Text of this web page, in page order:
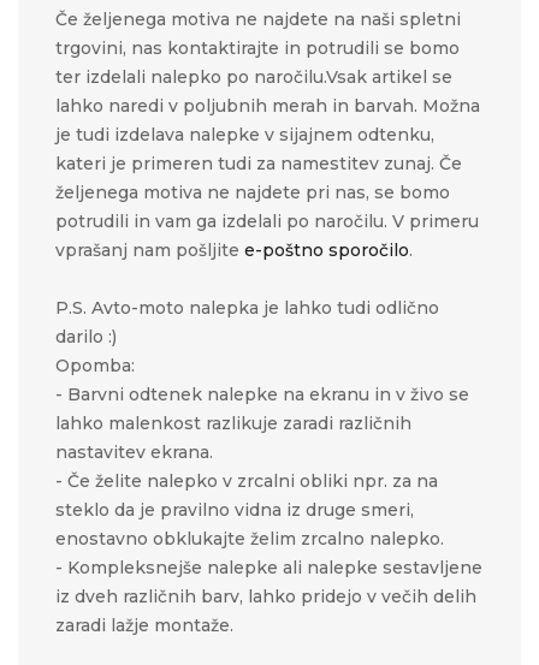
Če željenega motiva ne najdete na naši spletni
trgovini, nas kontaktirajte in potrudili se bomo
ter izdelali nalepko po naročilu.Vsak artikel se
lahko naredi v poljubnih merah in barvah. Možna
je tudi izdelava nalepke v sijajnem odtenku,
kateri je primeren tudi za namestitev zunaj. Če
željenega motiva ne najdete pri nas, se bomo
potrudili in vam ga izdelali po naročilu. V primeru
vprašanj nam pošljite e-poštno sporočilo.
P.S. Avto-moto nalepka je lahko tudi odlično
darilo :)
Opomba:
- Barvni odtenek nalepke na ekranu in v živo se
lahko malenkost razlikuje zaradi različnih
nastavitev ekrana.
- Če želite nalepko v zrcalni obliki npr. za na
steklo da je pravilno vidna iz druge smeri,
enostavno obklukajte želim zrcalno nalepko.
- Kompleksnejše nalepke ali nalepke sestavljene
iz dveh različnih barv, lahko pridejo v večih delih
zaradi lažje montaže.